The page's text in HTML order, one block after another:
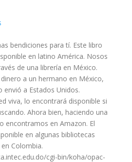
bendiciones para tí. Este libro
en latino América. Nosos
de una librería en México.
a un hermano en México,
envió a Estados Unidos.
viva, lo encontrará disponible si
Ahora bien, haciendo una
encontramos en Amazon. El
en algunas bibliotecas
Colombia.
cgi-bin/koha/opac-